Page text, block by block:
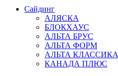
Сайдинг
АЛЯСКА
БЛОКХАУС
АЛЬТА БРУС
АЛЬТА ФОРМ
АЛЬТА КЛАССИКА
КАНАДА ПЛЮС